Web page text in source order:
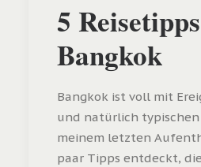
5
Bangkok
Bangkok ist voll mit
und natürlich
meinem letzten
paar Tipps entdeckt,